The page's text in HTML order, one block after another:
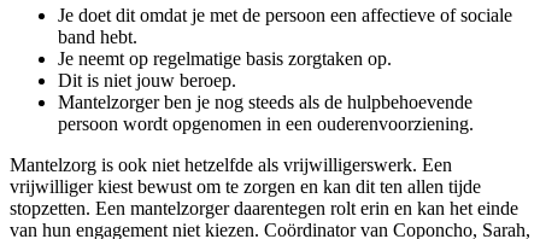
Je doet dit omdat je met de persoon een affectieve of sociale
band hebt.
Je neemt op regelmatige basis zorgtaken op.
Dit is niet jouw beroep.
Mantelzorger ben je nog steeds als de hulpbehoevende
persoon wordt opgenomen in een ouderenvoorziening.
Mantelzorg is ook niet hetzelfde als vrijwilligerswerk. Een
vrijwilliger kiest bewust om te zorgen en kan dit ten allen tijde
stopzetten. Een mantelzorger daarentegen rolt erin en kan het einde
van hun engagement niet kiezen. Coördinator van Coponcho, Sarah,